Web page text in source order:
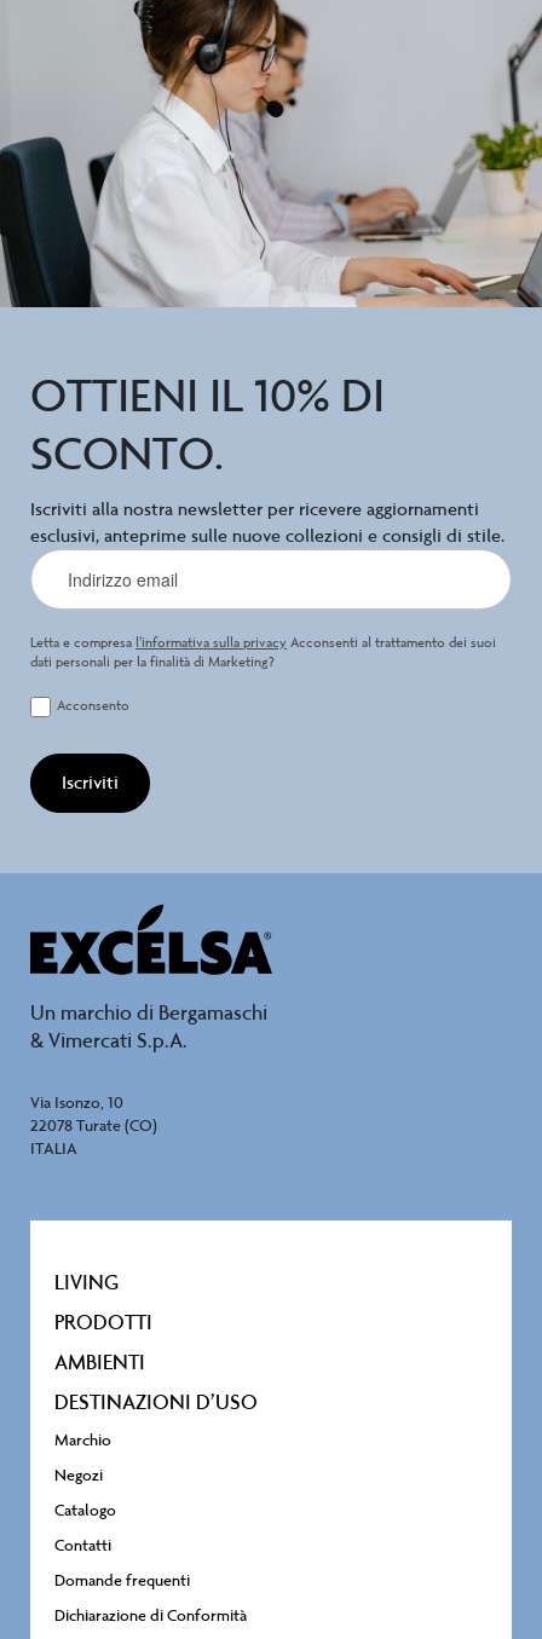
OTTIENI IL 10% DI
SCONTO.
Iscriviti alla nostra newsletter per ricevere aggiornamenti
esclusivi, anteprime sulle nuove collezioni e consigli di stile.
Letta e compresa l’informativa sulla privacy Acconsenti al trattamento dei suoi
dati personali per la finalità di Marketing?
Acconsento
Iscriviti
Un marchio di Bergamaschi
& Vimercati S.p.A.
Via Isonzo, 10
22078 Turate (CO)
ITALIA
LIVING
PRODOTTI
AMBIENTI
DESTINAZIONI D’USO
Marchio
Negozi
Catalogo
Contatti
Domande frequenti
Dichiarazione di Conformità